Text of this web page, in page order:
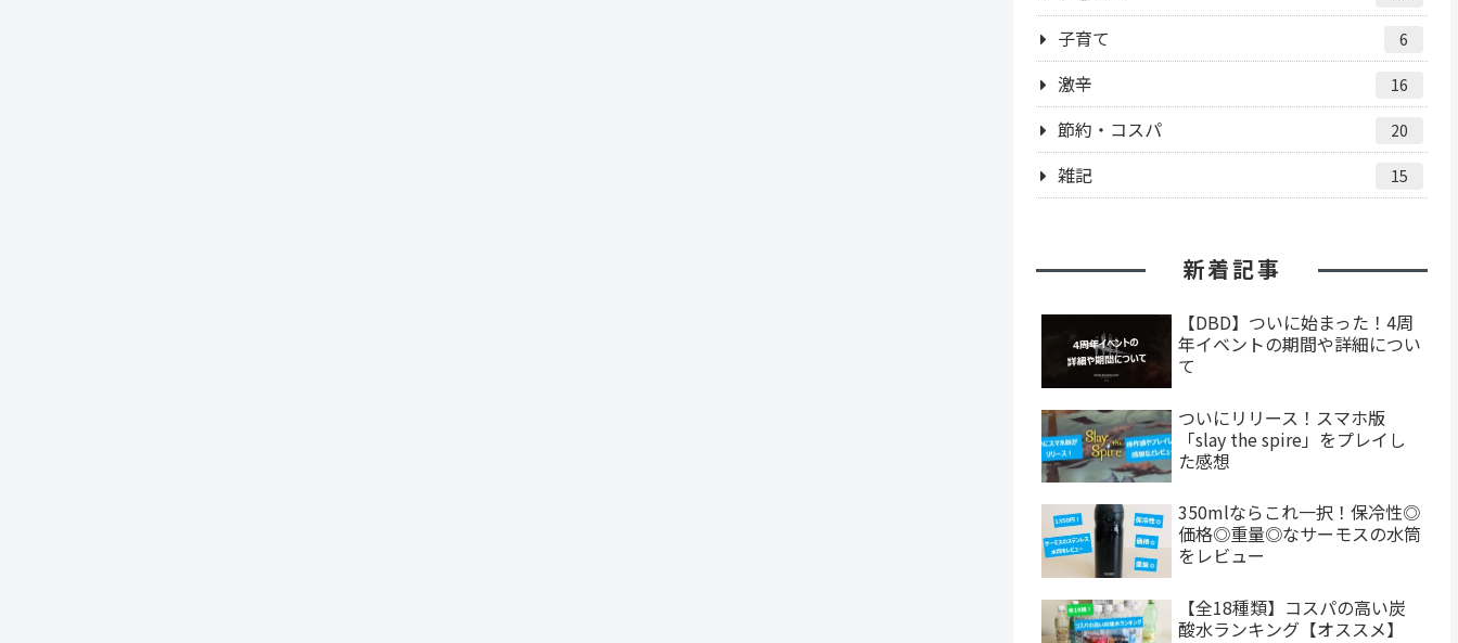
子育て 6
激辛 16
節約・コスパ 20
雑記 15
新着記事
【DBD】ついに始まった！4周
年イベントの期間や詳細につい
て
ついにリリース！スマホ版
「slay the spire」をプレイし
た感想
350mlならこれ一択！保冷性◎
価格◎重量◎なサーモスの水筒
をレビュー
【全18種類】コスパの高い炭
酸水ランキング【オススメ】